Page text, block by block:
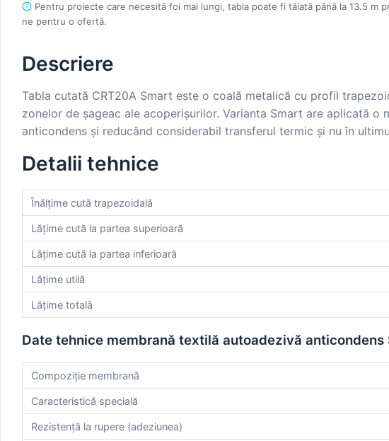
Pentru proiecte care necesită foi mai lungi, tabla poate fi tăiată până la 13.5 m
ne pentru o ofertă.
Descriere
Tabla cutată CRT20A Smart este o coală metalică cu profil
zonelor de șageac ale acoperișurilor. Varianta Smart are aplicată
anticondens și reducând considerabil transferul termic și nu în
Detalii tehnice
Înălțime cută trapezoidală
Lățime cută la partea superioară
Lățime cută la partea inferioară
Lățime utilă
Lățime totală
Date tehnice membrană textilă autoadezivă anticondens
Compoziție membrană
Caracteristică specială
Rezistență la rupere (adeziunea)